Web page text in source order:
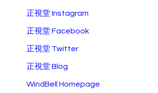
正視堂 Instagram
正視堂 Facebook
正視堂 Twitter
正視堂 Blog
WindBell Homepage